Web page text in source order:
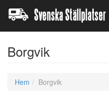
Borgvik
Hem Borgvik